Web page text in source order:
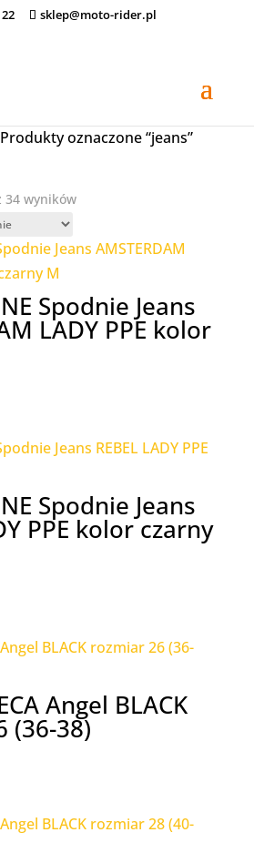
sklep@moto-rider.pl
oznaczone “jeans”
34 wyników
Spodnie Jeans
LADY PPE kolor
Spodnie Jeans
PPE kolor czarny
Angel BLACK
(36-38)